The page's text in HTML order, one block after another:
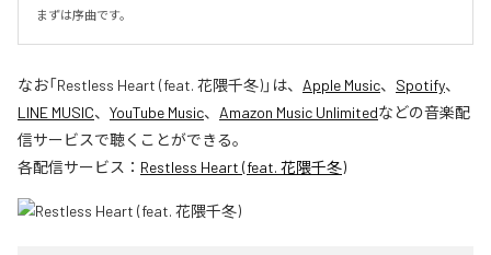
まずは序曲です。
なお「Restless Heart (feat. 花隈千冬)」は、 Apple Music、 Spotify、
LINE MUSIC、 YouTube Music、 Amazon Music Unlimitedなどの音楽配
信サービスで聴くことができる。
各配信サービス： Restless Heart (feat. 花隈千冬)